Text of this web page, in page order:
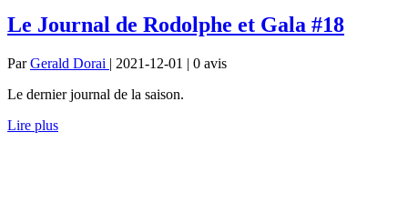
Le Journal de Rodolphe et Gala #18
ParGerald Dorai | 2021-12-01 | 0 avis
Le dernier journal de la saison.
Lire plus